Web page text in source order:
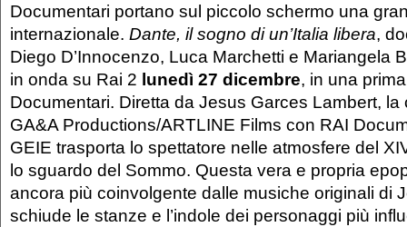
Documentari portano sul piccolo schermo una
internazionale. Dante, il sogno di un’Italia libera,
Diego D’Innocenzo, Luca Marchetti e Mariangela
in onda su Rai 2 lunedì 27 dicembre, in una
Documentari. Diretta da Jesus Garces Lambert, la
GA&A Productions/ARTLINE Films con RAI
GEIE trasporta lo spettatore nelle atmosfere del
lo sguardo del Sommo. Questa vera e propria
ancora più coinvolgente dalle musiche originali di
schiude le stanze e l’indole dei personaggi più